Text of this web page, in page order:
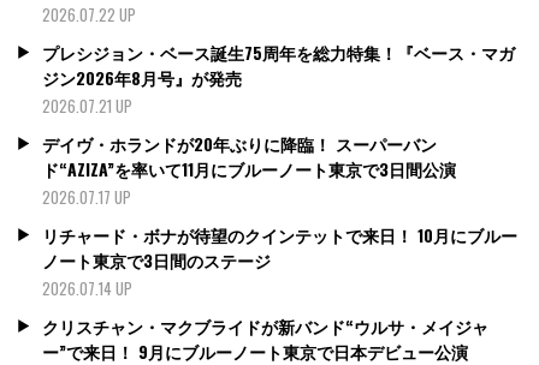
2026.07.22 UP
プレシジョン・ベース誕生75周年を総力特集！『ベース・マガ
ジン2026年8月号』が発売
2026.07.21 UP
デイヴ・ホランドが20年ぶりに降臨！ スーパーバン
ド“AZIZA”を率いて11月にブルーノート東京で3日間公演
2026.07.17 UP
リチャード・ボナが待望のクインテットで来日！ 10月にブルー
ノート東京で3日間のステージ
2026.07.14 UP
クリスチャン・マクブライドが新バンド“ウルサ・メイジャ
ー”で来日！ 9月にブルーノート東京で日本デビュー公演